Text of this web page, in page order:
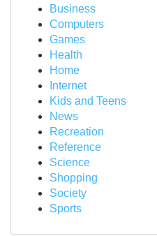
Business
Computers
Games
Health
Home
Internet
Kids and Teens
News
Recreation
Reference
Science
Shopping
Society
Sports